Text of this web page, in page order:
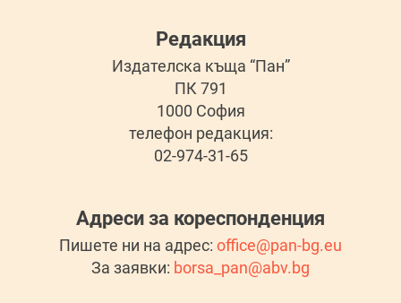
Редакция
Издателска къща “Пан”
ПК 791
1000 София
телефон редакция:
02-974-31-65
Адреси за кореспонденция
Пишете ни на адрес: office@pan-bg.eu
За заявки: borsa_pan@abv.bg